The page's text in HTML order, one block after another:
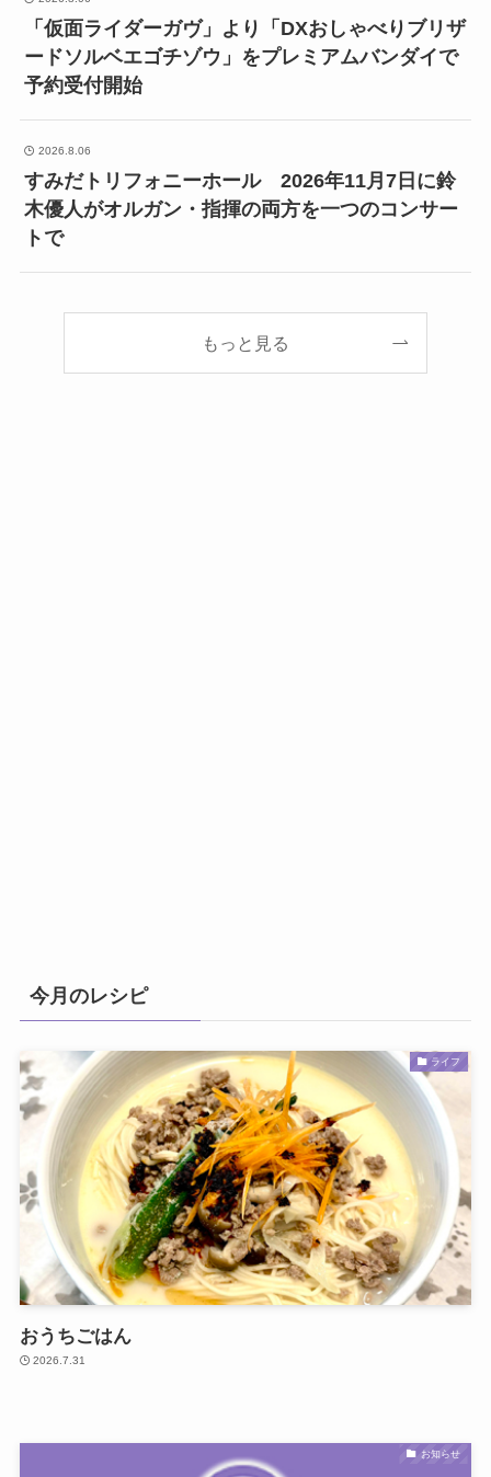
「仮面ライダーガヴ」より「DXおしゃべりブリザ
ードソルベエゴチゾウ」をプレミアムバンダイで
予約受付開始
2026.8.06
すみだトリフォニーホール 2026年11月7日に鈴
木優人がオルガン・指揮の両方を一つのコンサー
トで
もっと見る
今月のレシピ
ライフ
おうちごはん
2026.7.31
お知らせ